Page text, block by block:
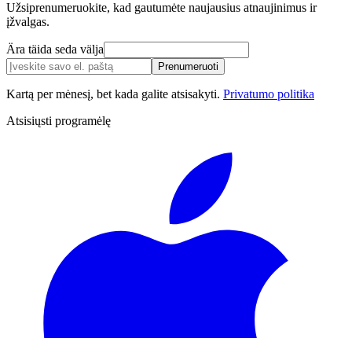
Užsiprenumeruokite, kad gautumėte naujausius atnaujinimus ir
įžvalgas.
Ära täida seda välja
Prenumeruoti
Kartą per mėnesį, bet kada galite atsisakyti. Privatumo politika
Atsisiųsti programėlę